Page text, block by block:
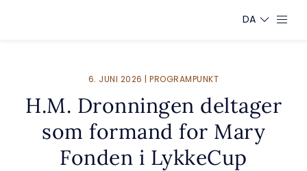
DA
6. JUNI 2026 | PROGRAMPUNKT
H.M. Dronningen deltager
som formand for Mary
Fonden i LykkeCup